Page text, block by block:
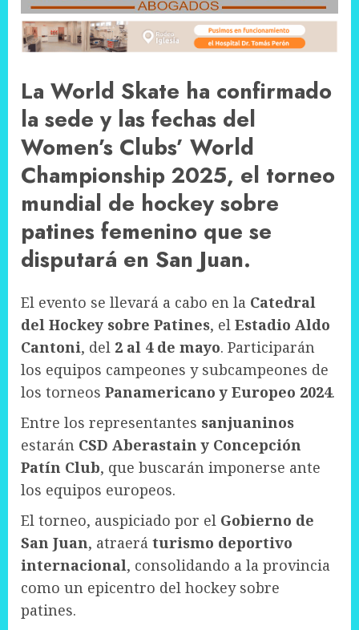
La World Skate ha confirmado
la sede y las fechas del
Women’s Clubs’ World
Championship 2025, el torneo
mundial de hockey sobre
patines femenino que se
disputará en San Juan.
El evento se llevará a cabo en la Catedral
del Hockey sobre Patines, el Estadio Aldo
Cantoni, del 2 al 4 de mayo. Participarán
los equipos campeones y subcampeones de
los torneos Panamericano y Europeo 2024.
Entre los representantes sanjuaninos
estarán CSD Aberastain y Concepción
Patín Club, que buscarán imponerse ante
los equipos europeos.
El torneo, auspiciado por el Gobierno de
San Juan, atraerá turismo deportivo
internacional, consolidando a la provincia
como un epicentro del hockey sobre
patines.